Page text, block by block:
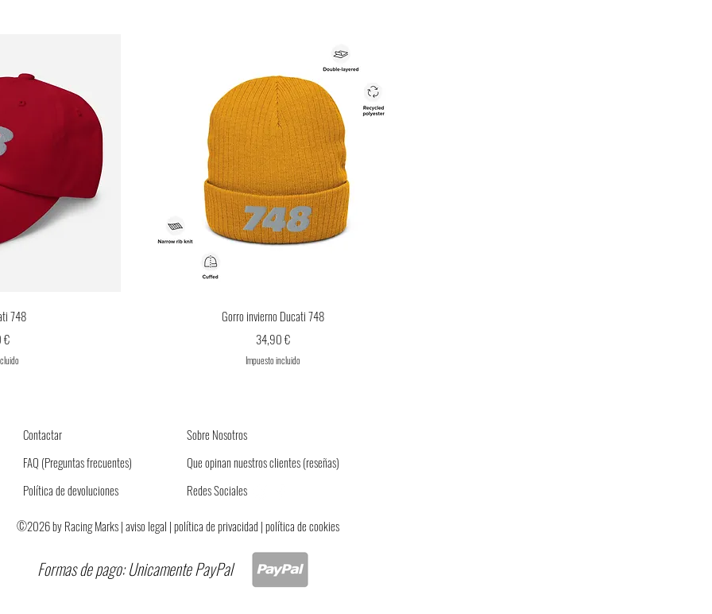
748
€
Vista rápida
Gorro invierno Ducati 748
Precio
34,90 €
Impuesto incluido
Contactar
FAQ (Preguntas frecuentes)
Política de devoluciones
Sobre Nosotros
Que opinan nuestros clientes (reseñas)
Redes Sociales
©2026 by Racing Marks |aviso legal |política de privacidad | política de cookies
Formas de pago: Unicamente PayPal